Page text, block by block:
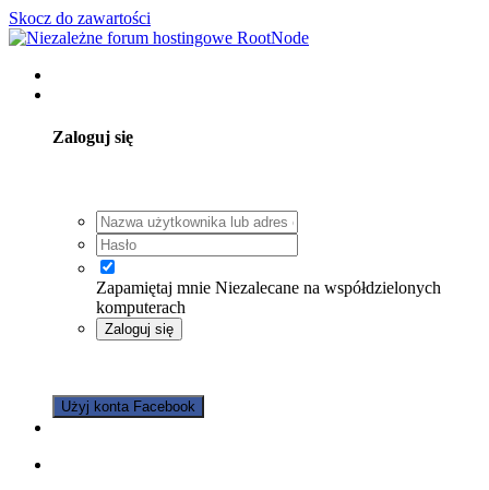
Skocz do zawartości
Zaloguj się
Zapamiętaj mnie Niezalecane na współdzielonych
komputerach
Zaloguj się
Użyj konta Facebook